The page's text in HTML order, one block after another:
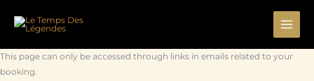
This page can only be accessed through links in emails related to your
booking.